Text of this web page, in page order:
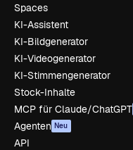
Spaces
KI-Assistent
KI-Bildgenerator
KI-Videogenerator
KI-Stimmengenerator
Stock-Inhalte
MCP für Claude/ChatGPT
Agenten Neu
API